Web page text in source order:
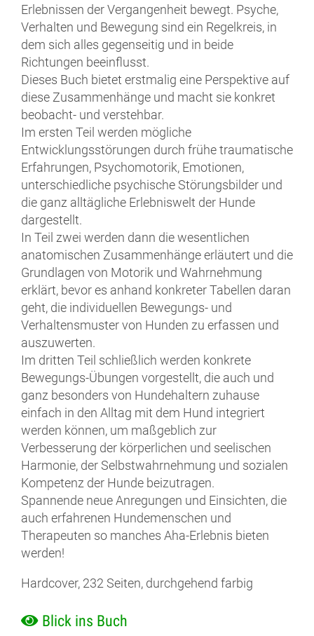
Erlebnissen der Vergangenheit bewegt. Psyche,
Verhalten und Bewegung sind ein Regelkreis, in
dem sich alles gegenseitig und in beide
Richtungen beeinflusst.
Dieses Buch bietet erstmalig eine Perspektive auf
diese Zusammenhänge und macht sie konkret
beobacht- und verstehbar.
Im ersten Teil werden mögliche
Entwicklungsstörungen durch frühe traumatische
Erfahrungen, Psychomotorik, Emotionen,
unterschiedliche psychische Störungsbilder und
die ganz alltägliche Erlebniswelt der Hunde
dargestellt.
In Teil zwei werden dann die wesentlichen
anatomischen Zusammenhänge erläutert und die
Grundlagen von Motorik und Wahrnehmung
erklärt, bevor es anhand konkreter Tabellen daran
geht, die individuellen Bewegungs- und
Verhaltensmuster von Hunden zu erfassen und
auszuwerten.
Im dritten Teil schließlich werden konkrete
Bewegungs-Übungen vorgestellt, die auch und
ganz besonders von Hundehaltern zuhause
einfach in den Alltag mit dem Hund integriert
werden können, um maßgeblich zur
Verbesserung der körperlichen und seelischen
Harmonie, der Selbstwahrnehmung und sozialen
Kompetenz der Hunde beizutragen.
Spannende neue Anregungen und Einsichten, die
auch erfahrenen Hundemenschen und
Therapeuten so manches Aha-Erlebnis bieten
werden!
Hardcover, 232 Seiten, durchgehend farbig
Blick ins Buch